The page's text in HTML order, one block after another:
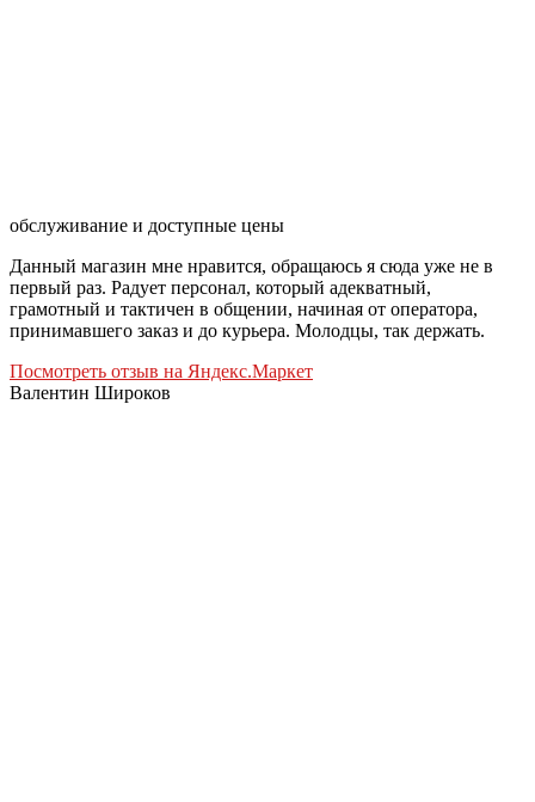
обслуживание и доступные цены
Данный магазин мне нравится, обращаюсь я сюда уже не в
первый раз. Радует персонал, который адекватный,
грамотный и тактичен в общении, начиная от оператора,
принимавшего заказ и до курьера. Молодцы, так держать.
Посмотреть отзыв на Яндекс.Маркет
Валентин Широков